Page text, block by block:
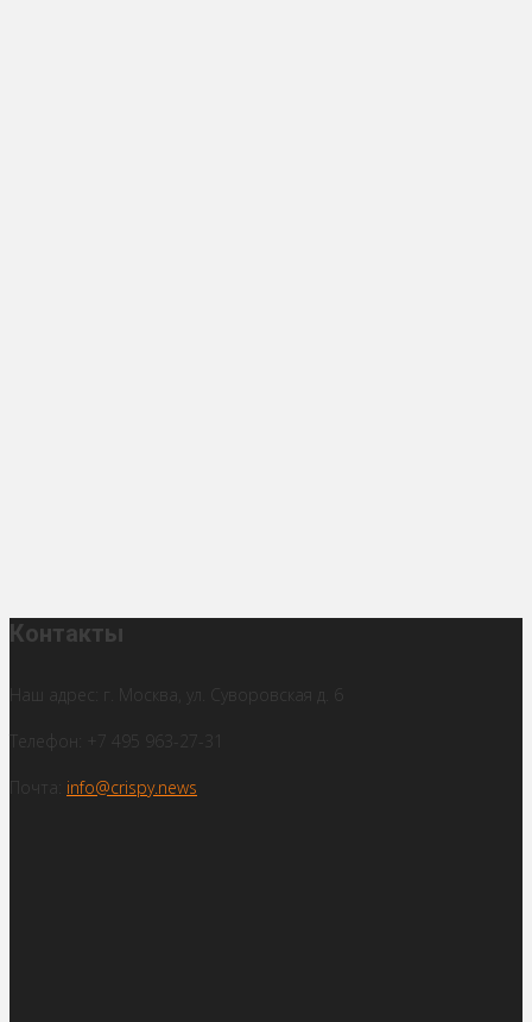
Контакты
Наш адрес: г. Москва, ул. Суворовская д. 6
Телефон: +7 495 963-27-31
Почта: info@crispy.news